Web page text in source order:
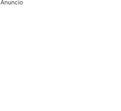
Anuncio